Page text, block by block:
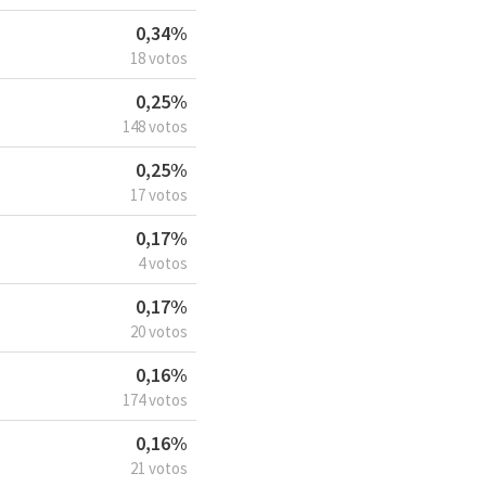
0,34%
18 votos
0,25%
148 votos
0,25%
17 votos
0,17%
4 votos
0,17%
20 votos
0,16%
174 votos
0,16%
21 votos